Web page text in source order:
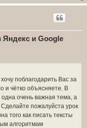
и Google
поблагодарить Вас за
и чётко объясняете. В
очень важная тема, а
пожалуйста урок
того как писать тексты
алгоритмам